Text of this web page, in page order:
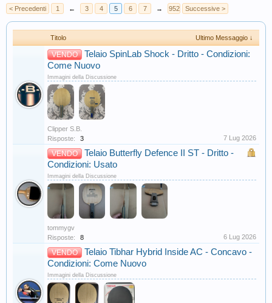
< Precedenti 1 ← 3 4 5 6 7 → 952 Successive >
Titolo Ultimo Messaggio ↓
VENDO
Telaio SpinLab Shock - Dritto - Condizioni:
Come Nuovo
Immagini della Discussione
Clipper S.B.
Risposte:
3 7 Lug 2026
VENDO
Telaio Butterfly Defence II ST - Dritto -
Condizioni: Usato
Immagini della Discussione
tommygv
Risposte:
8 6 Lug 2026
VENDO
Telaio Tibhar Hybrid Inside AC - Concavo -
Condizioni: Come Nuovo
Immagini della Discussione